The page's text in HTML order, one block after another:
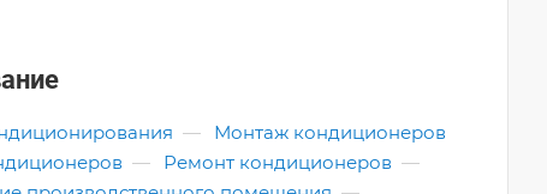
—
Монтаж кондиционеров
— Ремонт кондиционеров —